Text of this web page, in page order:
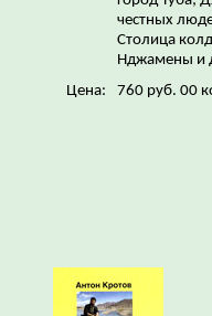
честных
Столица
Нджамены и
Цена:
760 руб. 00